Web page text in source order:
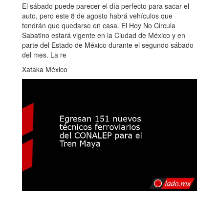
El sábado puede parecer el día perfecto para sacar el
auto, pero este 8 de agosto habrá vehículos que
tendrán que quedarse en casa. El Hoy No Circula
Sabatino estará vigente en la Ciudad de México y en
parte del Estado de México durante el segundo sábado
del mes. La re
Xataka México